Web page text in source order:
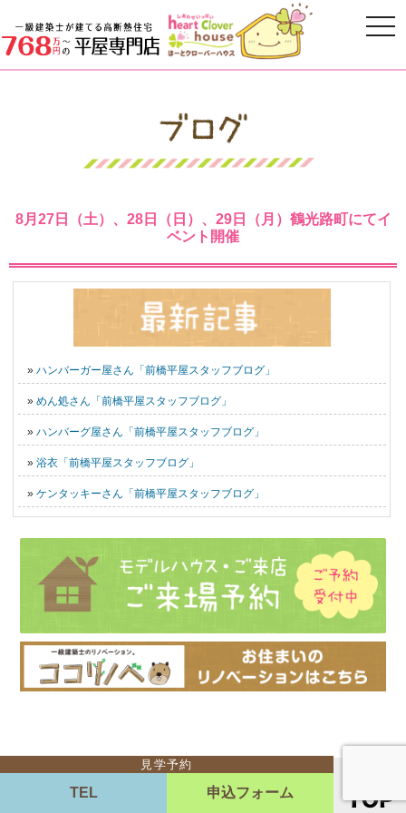
8月27日（土）、28日（日）、29日（月）鶴光路町にてイ
ベント開催
» ハンバーガー屋さん「前橋平屋スタッフブログ」
» めん処さん「前橋平屋スタッフブログ」
» ハンバーグ屋さん「前橋平屋スタッフブログ」
» 浴衣「前橋平屋スタッフブログ」
» ケンタッキーさん「前橋平屋スタッフブログ」
見学予約
TEL 申込フォーム